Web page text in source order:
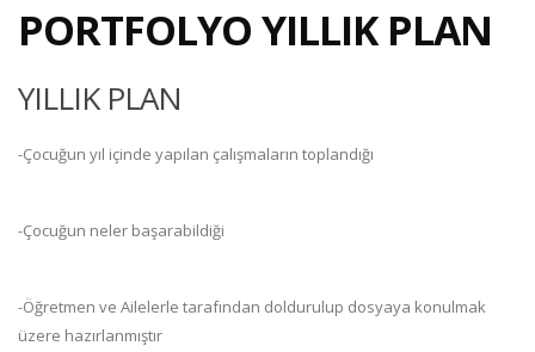
PORTFOLYO YILLIK PLAN
YILLIK PLAN
-Çocuğun yıl içinde yapılan çalışmaların toplandığı
-Çocuğun neler başarabildiği
-Öğretmen ve Ailelerle tarafından doldurulup dosyaya konulmak
üzere hazırlanmıştır